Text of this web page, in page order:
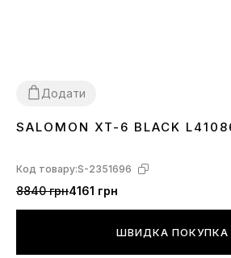
Додати
4041 42 43 44 45
SALOMON XT-6 BLACK
Код товару:S-2351696
8840 грн4161 грн
ШВИДКА ПОКУПКА